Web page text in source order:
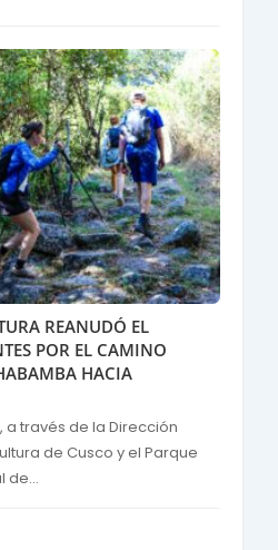
REANUDÓ EL
POR EL CAMINO
HACIA
a través de la Dirección
de Cusco y el Parque
de...